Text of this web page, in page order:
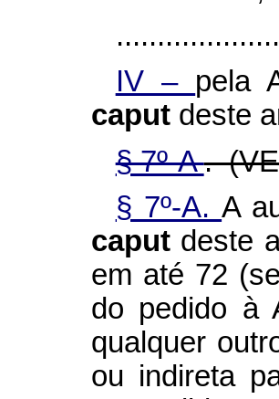
IV – pela
caput deste
§ 7º-A.
§ 7º-A.A
caput deste
em até 72
do pedido à
qualquer
ou indireta